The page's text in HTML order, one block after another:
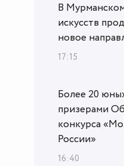
В
искусств
новое
17:15
Более 20
призерами
конкурса
России»
16:40